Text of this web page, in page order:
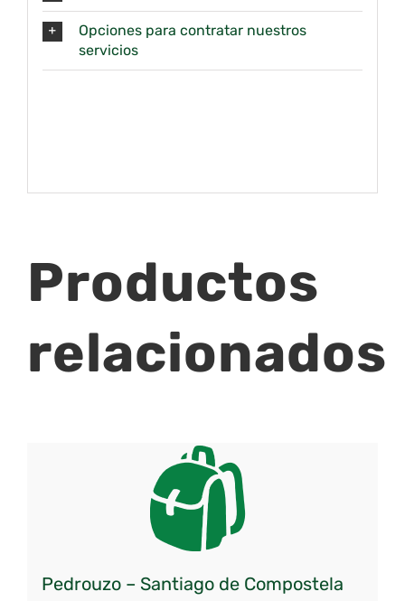
Opciones para contratar nuestros
servicios
Productos
relacionados
Pedrouzo – Santiago de Compostela